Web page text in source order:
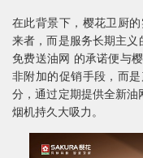
在此背景下，樱花卫厨
来者，而是服务长期主义
免费送油网 的承诺便与
非附加的促销手段，而
分，通过定期提供全新
烟机持久大吸力。